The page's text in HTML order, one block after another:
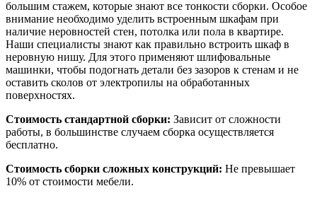
большим стажем, которые знают все тонкости сборки. Особое
внимание необходимо уделить встроенным шкафам при
наличие неровностей стен, потолка или пола в квартире.
Наши специалисты знают как правильно встроить шкаф в
неровную нишу. Для этого применяют шлифовальные
машинки, чтобы подогнать детали без зазоров к стенам и не
оставить сколов от электропилы на обработанных
поверхностях.
Стоимость стандартной сборки: Зависит от сложности
работы, в большинстве случаем сборка осуществляется
бесплатно.
Стоимость сборки сложных конструкций: Не превышает
10% от стоимости мебели.